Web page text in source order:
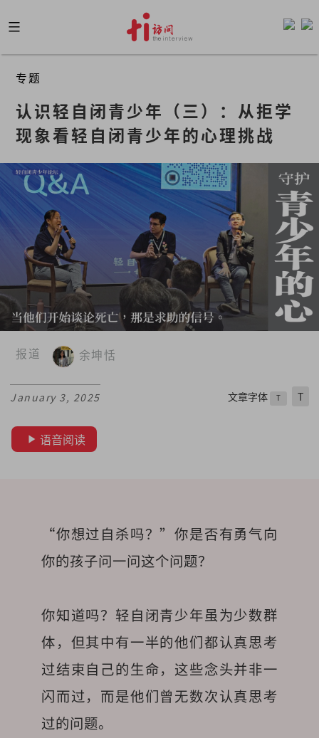
to
content
专题
认识轻自闭青少年（三）：从拒学
现象看轻自闭青少年的心理挑战
报道 余坤恬
January 3, 2025 文章字体 T T
语音阅读
“你想过自杀吗？”你是否有勇气向
你的孩子问一问这个问题？
你知道吗？轻自闭青少年虽为少数群
体，但其中有一半的他们都认真思考
过结束自己的生命，这些念头并非一
闪而过，而是他们曾无数次认真思考
过的问题。